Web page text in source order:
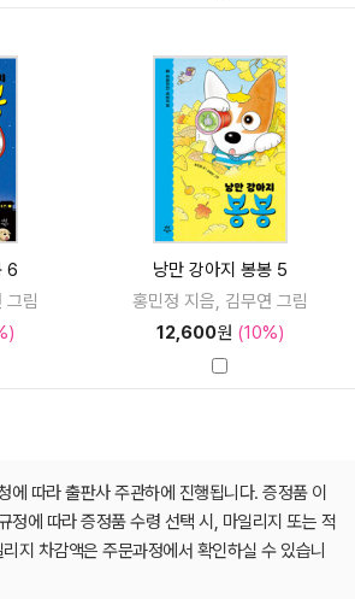
6
그림
낭만 강아지 봉봉 5
홍민정 지음, 김무연 그림
12,600원 (10%)
에 따라 출판사 주관하에 진행됩니다. 증정품 이
정에 따라 증정품 수령 선택 시, 마일리지 또는 적
지 차감액은 주문과정에서 확인하실 수 있습니